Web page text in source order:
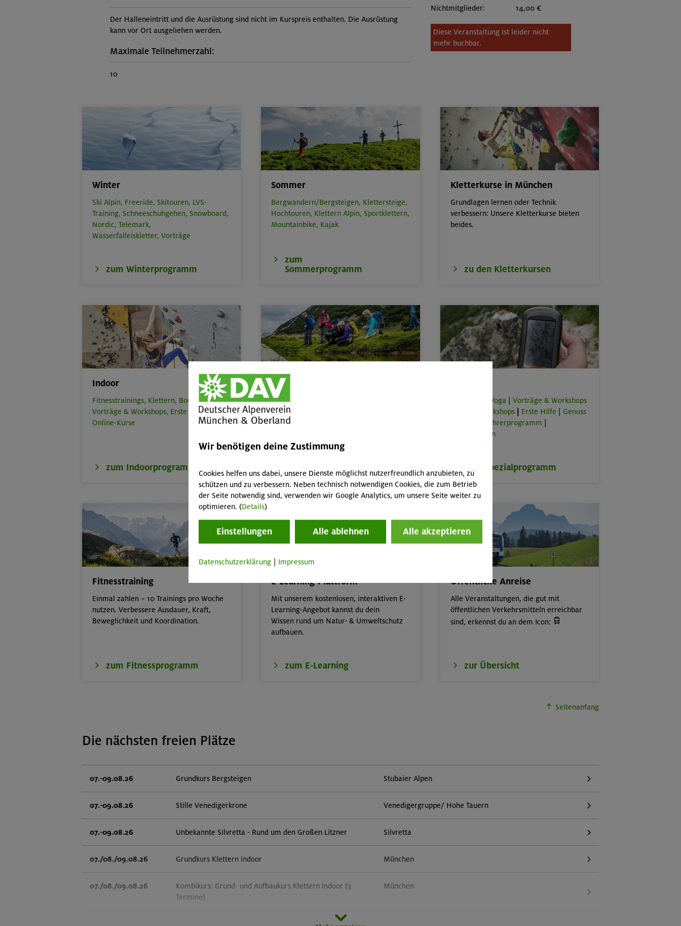
Der Halleneintritt und die Ausrüstung sind nicht im Kurspreis enthalten. Die Ausrüstung
kann vor Ort ausgeliehen werden.
Maximale Teilnehmerzahl:
10
Nichtmitglieder:
14,00 €
Diese Veranstaltung ist leider nicht
mehr buchbar.
Winter
Ski Alpin, Freeride, Skitouren, LVS-
Training, Schneeschuhgehen, Snowboard,
Nordic, Telemark,
Wasserfalleiskletter, Vorträge
zum Winterprogramm
Sommer
Bergwandern/Bergsteigen, Klettersteige,
Hochtouren, Klettern Alpin, Sportklettern,
Mountainbike, Kajak
zum
Sommerprogramm
Kletterkurse in München
Grundlagen lernen oder Technik
verbessern: Unsere Kletterkurse bieten
beides.
zu den Kletterkursen
Indoor
Fitnesstrainings, Klettern, Bouldern,
Vorträge & Workshops, Erste Hilfe,
Online-Kurse
zum Indoorprogramm
Kinder, Jugend & Familie
Abenteuer- & Erlebnis-Freizeiten,
und Touren für Kinder & Jugend von 6 bis
17, Familienkurse, -touren und -freizeiten
Kinder/Jugendprogramm
Workouts & Yoga
Vorträge & Workshops
Online-Workshops Erste Hilfe
Genuss
Bergführerprogramm
Arbeitstouren
zum Spezialprogramm
Fitnesstraining
Einmal zahlen – 10 Trainings pro Woche
nutzen. Verbessere Ausdauer, Kraft,
Beweglichkeit und Koordination.
zum Fitnessprogramm
E-Learning-Plattform
Mit unserem kostenlosen, interaktiven E-
Learning-Angebot kannst du dein
Wissen rund um Natur- & Umweltschutz
aufbauen.
zum E-Learning
Öffentliche Anreise
Alle Veranstaltungen, die gut mit
öffentlichen Verkehrsmitteln erreichbar
sind, erkennst du an dem Icon: 
zur Übersicht
Seitenanfang
Die nächsten freien Plätze
07.-09.08.26 Grundkurs Bergsteigen Stubaier Alpen
07.-09.08.26 Stille Venedigerkrone Venedigergruppe/ Hohe Tauern
07.-09.08.26 Unbekannte Silvretta - Rund um den Großen Litzner Silvretta
07./08./09.08.26 Grundkurs Klettern indoor München
07./08./09.08.26
Kombikurs: Grund- und Aufbaukurs Klettern indoor (3
Termine)
München
Wir benötigen deine Zustimmung
Cookies helfen uns dabei, unsere Dienste möglichst nutzerfreundlich anzubieten, zu
schützen und zu verbessern. Neben technisch notwendigen Cookies, die zum Betrieb
der Seite notwendig sind, verwenden wir Google Analytics, um unsere Seite weiter zu
optimieren. (Details)
Einstellungen Alle ablehnen Alle akzeptieren
Datenschutzerklärung Impressum